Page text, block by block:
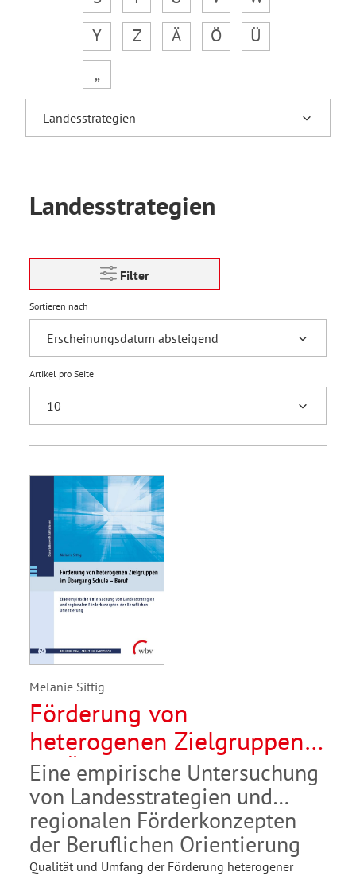
Y
Z Ä Ö
Ü
„
Landesstrategien
Filter
Sortieren nach
Artikel pro Seite
Melanie Sittig
Förderung von
heterogenen Zielgruppen
im Übergang Schule –
Beruf
Eine empirische Untersuchung
von Landesstrategien und
regionalen Förderkonzepten
der Beruflichen Orientierung
Qualität und Umfang der Förderung heterogener